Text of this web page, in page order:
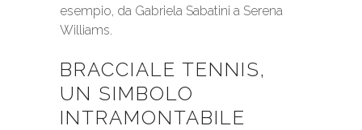
esempio, da Gabriela Sabatini a Serena
Williams.
BRACCIALE TENNIS,
UN SIMBOLO
INTRAMONTABILE